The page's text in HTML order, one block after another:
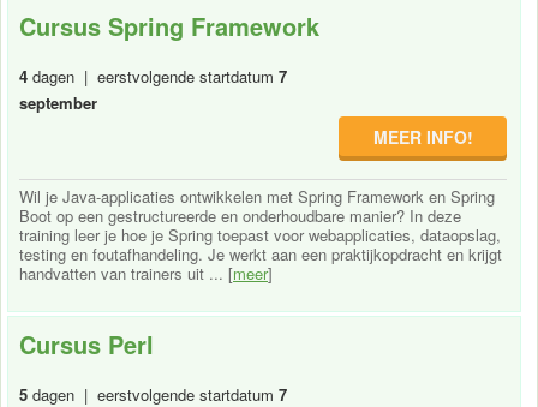
Cursus Spring Framework
4 dagen | eerstvolgende startdatum 7
september
MEER INFO!
Wil je Java-applicaties ontwikkelen met Spring Framework en Spring
Boot op een gestructureerde en onderhoudbare manier? In deze
training leer je hoe je Spring toepast voor webapplicaties, dataopslag,
testing en foutafhandeling. Je werkt aan een praktijkopdracht en krijgt
handvatten van trainers uit ... [meer]
Cursus Perl
5 dagen | eerstvolgende startdatum 7